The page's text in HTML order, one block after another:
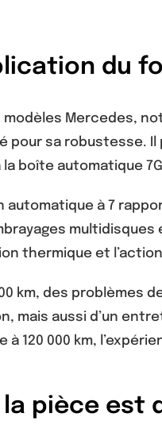
du
modèles Mercedes,
sa robustesse.
boîte automatique
automatique à 7
multidisques
thermique et
km, des problèmes
mais aussi d’un
120 000 km,
la pièce est